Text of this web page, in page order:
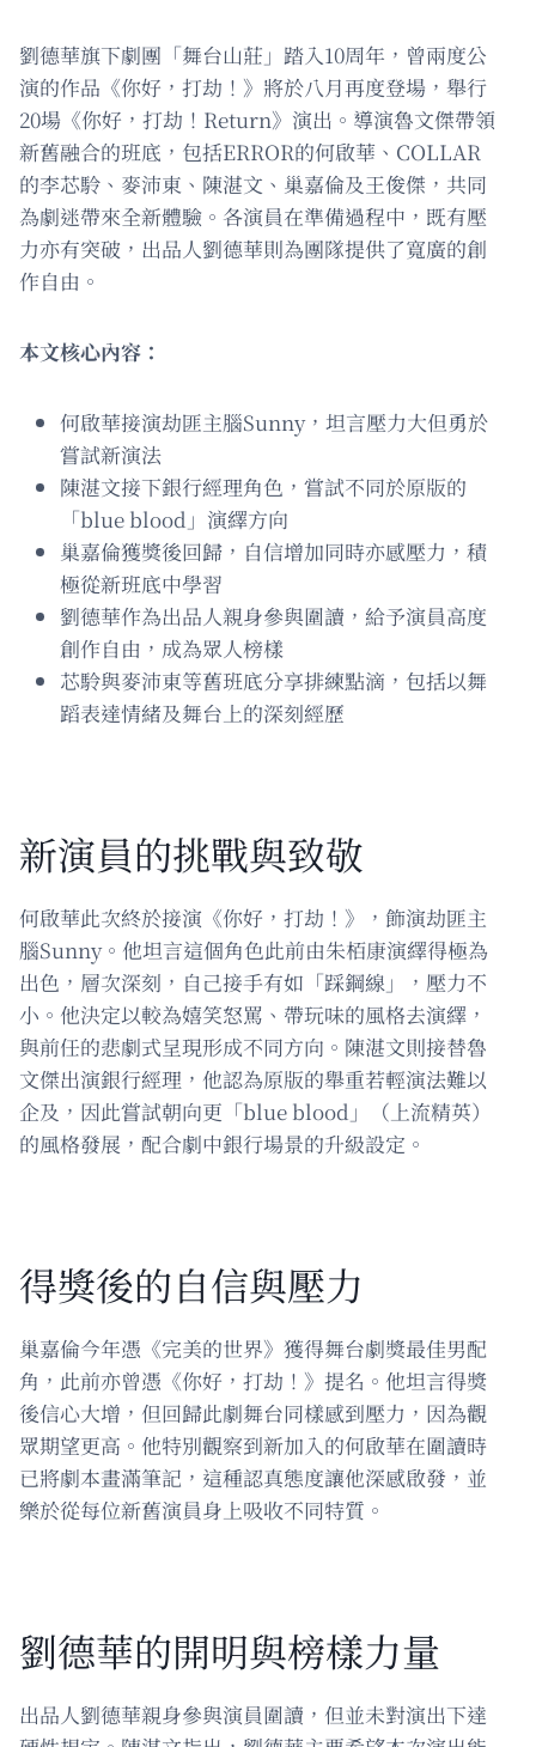
劉德華旗下劇團「舞台山莊」踏入10周年，曾兩度公
演的作品《你好，打劫！》將於八月再度登場，舉行
20場《你好，打劫！Return》演出。導演魯文傑帶領
新舊融合的班底，包括ERROR的何啟華、COLLAR
的李芯駖、麥沛東、陳湛文、巢嘉倫及王俊傑，共同
為劇迷帶來全新體驗。各演員在準備過程中，既有壓
力亦有突破，出品人劉德華則為團隊提供了寬廣的創
作自由。
本文核心內容：
何啟華接演劫匪主腦Sunny，坦言壓力大但勇於
嘗試新演法
陳湛文接下銀行經理角色，嘗試不同於原版的
「blue blood」演繹方向
巢嘉倫獲獎後回歸，自信增加同時亦感壓力，積
極從新班底中學習
劉德華作為出品人親身參與圍讀，給予演員高度
創作自由，成為眾人榜樣
芯駖與麥沛東等舊班底分享排練點滴，包括以舞
蹈表達情緒及舞台上的深刻經歷
新演員的挑戰與致敬
何啟華此次終於接演《你好，打劫！》，飾演劫匪主
腦Sunny。他坦言這個角色此前由朱栢康演繹得極為
出色，層次深刻，自己接手有如「踩鋼線」，壓力不
小。他決定以較為嬉笑怒罵、帶玩味的風格去演繹，
與前任的悲劇式呈現形成不同方向。陳湛文則接替魯
文傑出演銀行經理，他認為原版的舉重若輕演法難以
企及，因此嘗試朝向更「blue blood」（上流精英）
的風格發展，配合劇中銀行場景的升級設定。
得獎後的自信與壓力
巢嘉倫今年憑《完美的世界》獲得舞台劇獎最佳男配
角，此前亦曾憑《你好，打劫！》提名。他坦言得獎
後信心大增，但回歸此劇舞台同樣感到壓力，因為觀
眾期望更高。他特別觀察到新加入的何啟華在圍讀時
已將劇本畫滿筆記，這種認真態度讓他深感啟發，並
樂於從每位新舊演員身上吸收不同特質。
劉德華的開明與榜樣力量
出品人劉德華親身參與演員圍讀，但並未對演出下達